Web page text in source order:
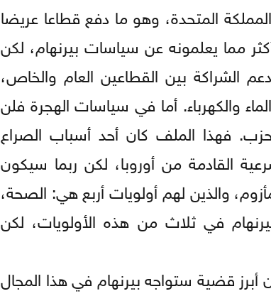
المتحدة، وهو ما دفع قطاعا عريضا
مما يعلمونه عن سياسات بيرنهام، لكن
الشراكة بين القطاعين العام والخاص،
والكهرباء. أما في سياسات الهجرة فلن
فهذا الملف كان أحد أسباب الصراع
القادمة من أوروبا، لكن ربما سيكون
والذين لهم أولويات أربع هي: الصحة،
في ثلاث من هذه الأولويات، لكن
أبرز قضية ستواجه بيرنهام في هذا المجال